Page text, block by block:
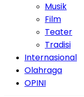
Musik
Film
Teater
Tradisi
Internasional
Olahraga
OPINI